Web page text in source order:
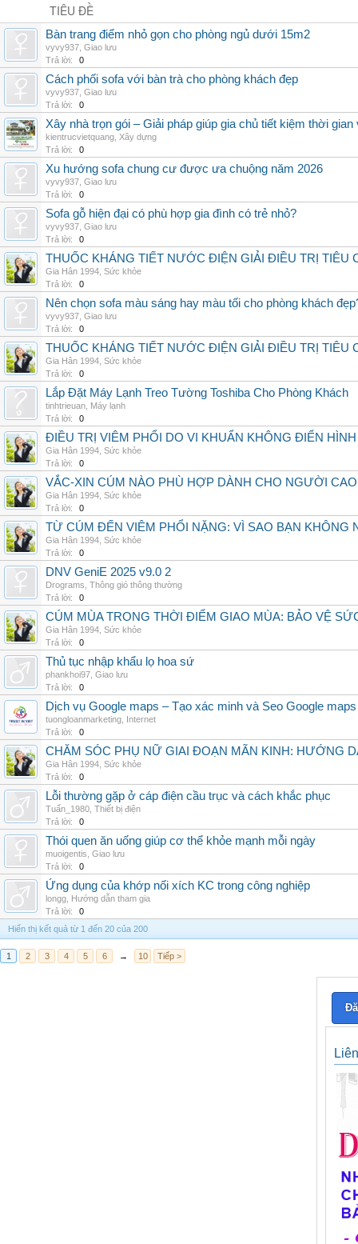
TIÊU ĐỀ
Bàn trang điểm nhỏ gọn cho phòng ngủ dưới 15m2
vyvy937 Giao lưu
Trả lời:
0
Cách phối sofa với bàn trà cho phòng khách đẹp
vyvy937 Giao lưu
Trả lời:
0
Xây nhà trọn gói – Giải pháp giúp gia chủ tiết kiệm thời
kientrucvietquang Xây dựng
Trả lời:
0
Xu hướng sofa chung cư được ưa chuộng năm 2026
vyvy937 Giao lưu
Trả lời:
0
Sofa gỗ hiện đại có phù hợp gia đình có trẻ nhỏ?
vyvy937 Giao lưu
Trả lời:
0
THUỐC KHÁNG TIẾT NƯỚC ĐIỆN GIẢI ĐIỀU TRỊ TIÊU
Gia Hân 1994 Sức khỏe
Trả lời:
0
Nên chọn sofa màu sáng hay màu tối cho phòng khách
vyvy937 Giao lưu
Trả lời:
0
THUỐC KHÁNG TIẾT NƯỚC ĐIỆN GIẢI ĐIỀU TRỊ TIÊU
Gia Hân 1994 Sức khỏe
Trả lời:
0
Lắp Đặt Máy Lạnh Treo Tường Toshiba Cho Phòng Khách
tinhtrieuan Máy lạnh
Trả lời:
0
ĐIỀU TRỊ VIÊM PHỔI DO VI KHUẨN KHÔNG ĐIỂN
Gia Hân 1994 Sức khỏe
Trả lời:
0
VẮC-XIN CÚM NÀO PHÙ HỢP DÀNH CHO NGƯỜI
Gia Hân 1994 Sức khỏe
Trả lời:
0
TỪ CÚM ĐẾN VIÊM PHỔI NẶNG: VÌ SAO BẠN KHÔNG
Gia Hân 1994 Sức khỏe
Trả lời:
0
DNV GeniE 2025 v9.0 2
Drograms Thông gió thông thường
Trả lời:
0
CÚM MÙA TRONG THỜI ĐIỂM GIAO MÙA: BẢO VỆ
Gia Hân 1994 Sức khỏe
Trả lời:
0
Thủ tục nhập khẩu lọ hoa sứ
phankhoi97 Giao lưu
Trả lời:
0
Dịch vụ Google maps – Tạo xác minh và Seo Google
tuongloanmarketing Internet
Trả lời:
0
CHĂM SÓC PHỤ NỮ GIAI ĐOẠN MÃN KINH: HƯỚNG
Gia Hân 1994 Sức khỏe
Trả lời:
0
Lỗi thường gặp ở cáp điện cầu trục và cách khắc phục
Tuấn_1980 Thiết bị điện
Trả lời:
0
Thói quen ăn uống giúp cơ thể khỏe mạnh mỗi ngày
muoigentis Giao lưu
Trả lời:
0
Ứng dụng của khớp nối xích KC trong công nghiệp
longg Hướng dẫn tham gia
Trả lời:
0
Hiển thị kết quả từ 1 đến 20 của 200
1 2 3 4 5 6 → 10 Tiếp >